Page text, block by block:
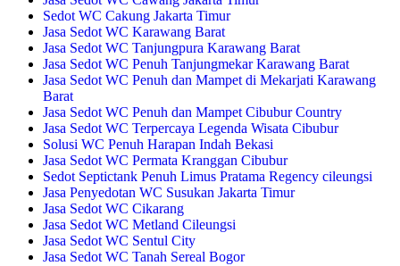
Sedot WC Cakung Jakarta Timur
Jasa Sedot WC Karawang Barat
Jasa Sedot WC Tanjungpura Karawang Barat
Jasa Sedot WC Penuh Tanjungmekar Karawang Barat
Jasa Sedot WC Penuh dan Mampet di Mekarjati Karawang
Barat
Jasa Sedot WC Penuh dan Mampet Cibubur Country
Jasa Sedot WC Terpercaya Legenda Wisata Cibubur
Solusi WC Penuh Harapan Indah Bekasi
Jasa Sedot WC Permata Kranggan Cibubur
Sedot Septictank Penuh Limus Pratama Regency cileungsi
Jasa Penyedotan WC Susukan Jakarta Timur
Jasa Sedot WC Cikarang
Jasa Sedot WC Metland Cileungsi
Jasa Sedot WC Sentul City
Jasa Sedot WC Tanah Sereal Bogor